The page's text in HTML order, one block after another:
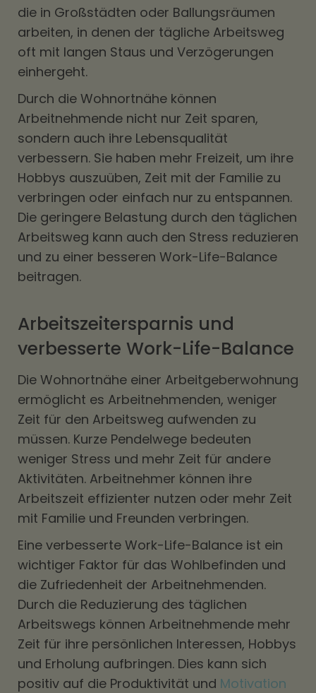
die in Großstädten oder Ballungsräumen
arbeiten, in denen der tägliche Arbeitsweg
oft mit langen Staus und Verzögerungen
einhergeht.
Durch die Wohnortnähe können
Arbeitnehmende nicht nur Zeit sparen,
sondern auch ihre Lebensqualität
verbessern. Sie haben mehr Freizeit, um ihre
Hobbys auszuüben, Zeit mit der Familie zu
verbringen oder einfach nur zu entspannen.
Die geringere Belastung durch den täglichen
Arbeitsweg kann auch den Stress reduzieren
und zu einer besseren Work-Life-Balance
beitragen.
Arbeitszeitersparnis und
verbesserte Work-Life-Balance
Die Wohnortnähe einer Arbeitgeberwohnung
ermöglicht es Arbeitnehmenden, weniger
Zeit für den Arbeitsweg aufwenden zu
müssen. Kurze Pendelwege bedeuten
weniger Stress und mehr Zeit für andere
Aktivitäten. Arbeitnehmer können ihre
Arbeitszeit effizienter nutzen oder mehr Zeit
mit Familie und Freunden verbringen.
Eine verbesserte Work-Life-Balance ist ein
wichtiger Faktor für das Wohlbefinden und
die Zufriedenheit der Arbeitnehmenden.
Durch die Reduzierung des täglichen
Arbeitswegs können Arbeitnehmende mehr
Zeit für ihre persönlichen Interessen, Hobbys
und Erholung aufbringen. Dies kann sich
positiv auf die Produktivität und Motivation